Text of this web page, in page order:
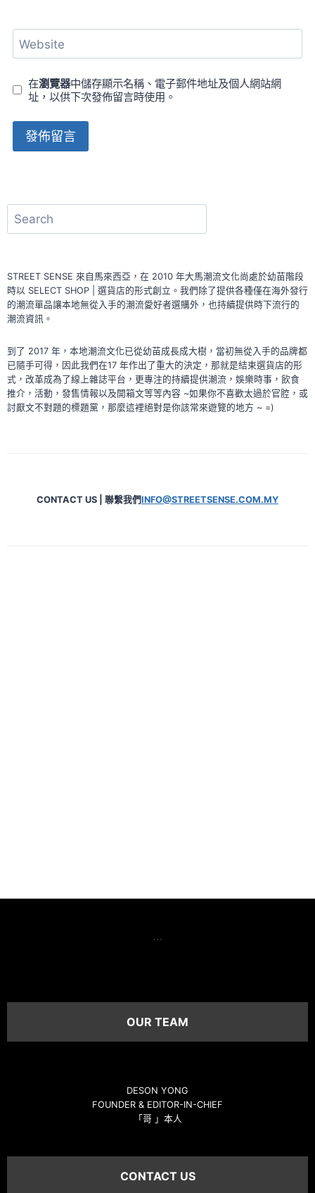
Website
在瀏覽器中儲存顯示名稱、電子郵件地址及個人網站網
址，以供下次發佈留言時使用。
搜
尋
STREET SENSE 來自馬來西亞，在 2010 年大馬潮流文化尚處於幼苗階段
時以 SELECT SHOP | 選貨店的形式創立。我們除了提供各種僅在海外發行
的潮流單品讓本地無從入手的潮流愛好者選購外，也持續提供時下流行的
潮流資訊。
到了 2017 年，本地潮流文化已從幼苗成長成大樹，當初無從入手的品牌都
已隨手可得，因此我們在17 年作出了重大的決定，那就是結束選貨店的形
式，改革成為了線上雜誌平台，更專注的持續提供潮流，娛樂時事，飲食
推介，活動，發售情報以及開箱文等等內容 ~如果你不喜歡太過於官腔，或
討厭文不對題的標題黨，那麼這裡絕對是你該常來遊覽的地方 ~ =)
CONTACT US | 聯繫我們INFO@STREETSENSE.COM.MY
…
OUR TEAM
DESON YONG
FOUNDER & EDITOR-IN-CHIEF
「哥 」本人
CONTACT US